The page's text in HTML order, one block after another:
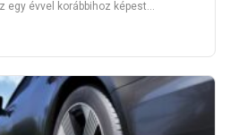
egy évvel korábbihoz képest…